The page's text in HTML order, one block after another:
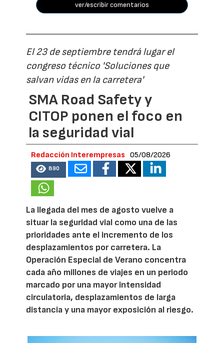
ver/escribir comentarios
El 23 de septiembre tendrá lugar el
congreso técnico 'Soluciones que
salvan vidas en la carretera'
SMA Road Safety y
CITOP ponen el foco en
la seguridad vial
Redacción Interempresas 05/08/2026
890
La llegada del mes de agosto vuelve a
situar la seguridad vial como una de las
prioridades ante el incremento de los
desplazamientos por carretera. La
Operación Especial de Verano concentra
cada año millones de viajes en un periodo
marcado por una mayor intensidad
circulatoria, desplazamientos de larga
distancia y una mayor exposición al riesgo.